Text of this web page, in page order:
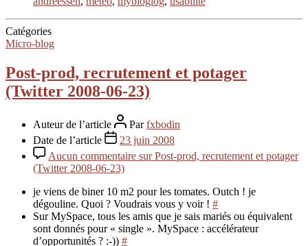
Catégories
Micro-blog
Post-prod, recrutement et potager
(Twitter 2008-06-23)
Auteur de l’article Parfxbodin
Date de l’article
23 juin 2008
Aucun commentaire sur Post-prod, recrutement et potager
(Twitter 2008-06-23)
je viens de biner 10 m2 pour les tomates. Outch ! je
dégouline. Quoi ? Voudrais vous y voir ! #
Sur MySpace, tous les amis que je sais mariés ou équivalent
sont donnés pour « single ». MySpace : accélérateur
d’opportunités ? :-)) #